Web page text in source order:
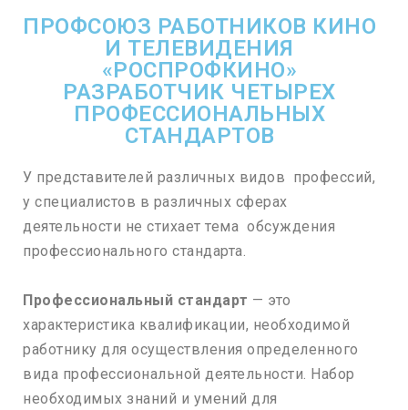
ПРОФСОЮЗ РАБОТНИКОВ КИНО
И ТЕЛЕВИДЕНИЯ
«РОСПРОФКИНО»
РАЗРАБОТЧИК ЧЕТЫРЕХ
ПРОФЕССИОНАЛЬНЫХ
СТАНДАРТОВ
У представителей различных видов профессий,
у специалистов в различных сферах
деятельности не стихает тема обсуждения
профессионального стандарта.
Профессиональный стандарт — это
характеристика квалификации, необходимой
работнику для осуществления определенного
вида профессиональной деятельности. Набор
необходимых знаний и умений для